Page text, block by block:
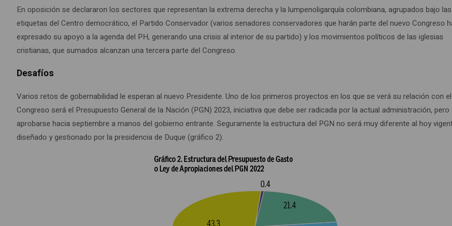
En oposición se declararon los sectores que representan la extrema derecha y la lumpenoligarquía colombiana, agrupados bajo las
etiquetas del Centro democrático, el Partido Conservador (varios senadores conservadores que harán parte del nuevo Congreso
expresado su apoyo a la agenda del PH, generando una crisis al interior de su partido) y los movimientos políticos de las iglesias
cristianas, que sumados alcanzan una tercera parte del Congreso.
Desafíos
Varios retos de gobernabilidad le esperan al nuevo Presidente. Uno de los primeros proyectos en los que se verá su relación con el
Congreso será el Presupuesto General de la Nación (PGN) 2023, iniciativa que debe ser radicada por la actual administración, pero
aprobarse hacia septiembre a manos del gobierno entrante. Seguramente la estructura del PGN no será muy diferente al hoy
diseñado y gestionado por la presidencia de Duque (gráfico 2).